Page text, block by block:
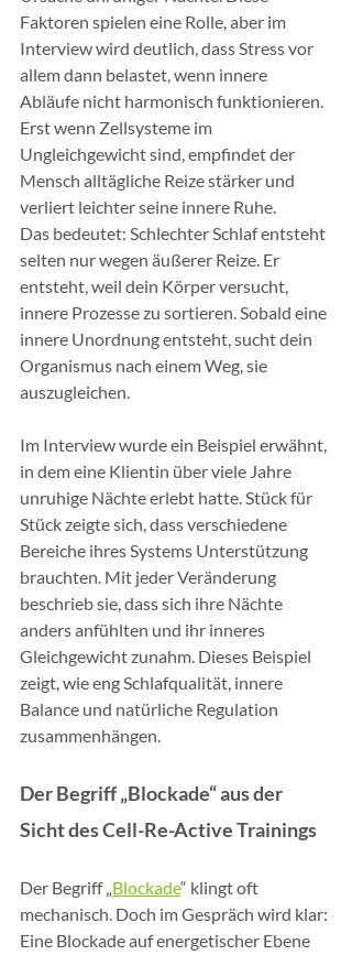
Faktoren spielen eine Rolle, aber im
Interview wird deutlich, dass Stress vor
allem dann belastet, wenn innere
Abläufe nicht harmonisch funktionieren.
Erst wenn Zellsysteme im
Ungleichgewicht sind, empfindet der
Mensch alltägliche Reize stärker und
verliert leichter seine innere Ruhe.
Das bedeutet: Schlechter Schlaf entsteht
selten nur wegen äußerer Reize. Er
entsteht, weil dein Körper versucht,
innere Prozesse zu sortieren. Sobald eine
innere Unordnung entsteht, sucht dein
Organismus nach einem Weg, sie
auszugleichen.
Im Interview wurde ein Beispiel erwähnt,
in dem eine Klientin über viele Jahre
unruhige Nächte erlebt hatte. Stück für
Stück zeigte sich, dass verschiedene
Bereiche ihres Systems Unterstützung
brauchten. Mit jeder Veränderung
beschrieb sie, dass sich ihre Nächte
anders anfühlten und ihr inneres
Gleichgewicht zunahm. Dieses Beispiel
zeigt, wie eng Schlafqualität, innere
Balance und natürliche Regulation
zusammenhängen.
Der Begriff „Blockade“ aus der
Sicht des Cell-Re-Active Trainings
Der Begriff „Blockade“ klingt oft
mechanisch. Doch im Gespräch wird klar:
Eine Blockade auf energetischer Ebene